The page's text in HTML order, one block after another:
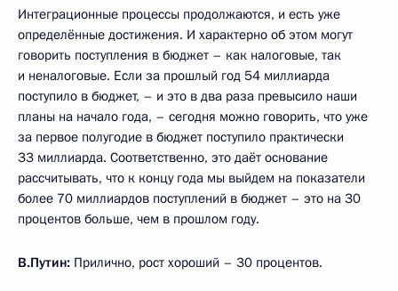
Интеграционные процессы продолжаются, и есть уже
определённые достижения. И характерно об этом могут
говорить поступления в бюджет – как налоговые, так
и неналоговые. Если за прошлый год 54 миллиарда
поступило в бюджет, – и это в два раза превысило наши
планы на начало года, – сегодня можно говорить, что уже
за первое полугодие в бюджет поступило практически
33 миллиарда. Соответственно, это даёт основание
рассчитывать, что к концу года мы выйдем на показатели
более 70 миллиардов поступлений в бюджет – это на 30
процентов больше, чем в прошлом году.
В.Путин: Прилично, рост хороший – 30 процентов.